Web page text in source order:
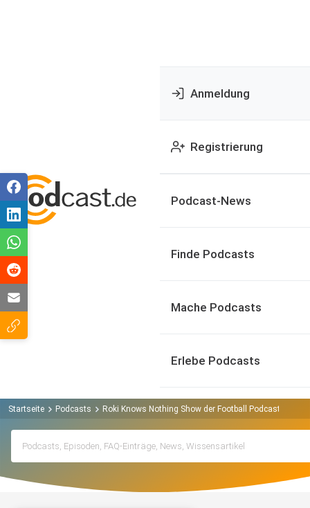
Anmeldung
Registrierung
Podcast-News
Finde Podcasts
Mache Podcasts
Erlebe Podcasts
Startseite Podcasts Roki Knows Nothing Show der Football Podcast